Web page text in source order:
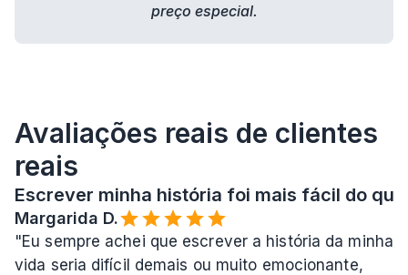
preço especial.
Avaliações reais de clientes
reais
Escrever minha história foi mais fácil do
Margarida D.
"Eu sempre achei que escrever a história da minha
vida seria difícil demais ou muito emocionante,